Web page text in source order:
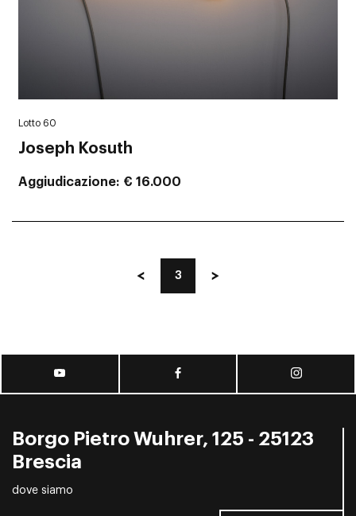
Lotto 60
Joseph Kosuth
Aggiudicazione € 16.000
3
Borgo Pietro Wuhrer, 125 - 25123
Brescia
dove siamo